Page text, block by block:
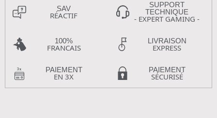
SAV
RÉACTIF
SUPPORT
TECHNIQUE
- EXPERT GAMING -
100%
FRANCAIS
LIVRAISON
EXPRESS
PAIEMENT
EN 3X
PAIEMENT
SÉCURISÉ